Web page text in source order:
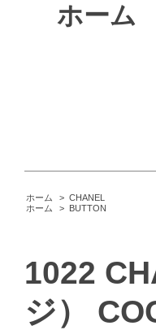
ホーム
ホーム > CHANEL
ホーム
> BUTTON
1022
ジ）